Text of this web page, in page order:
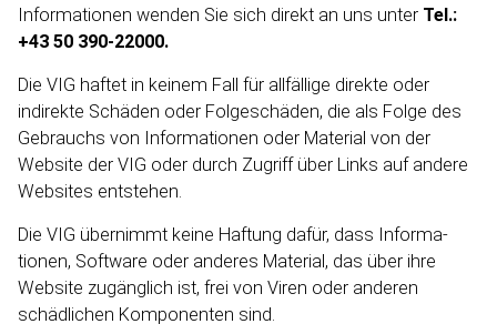
Informa­tionen wenden Sie sich direkt an uns unter Tel.:
+43 50 390-22000.
Die VIG haftet in keinem Fall für allfällige direkte oder
indirekte Schäden oder Folgeschäden, die als Folge des
Gebrauchs von Informa­tionen oder Material von der
Website der VIG oder durch Zugriff über Links auf andere
Websites entstehen.
Die VIG übernimmt keine Haftung dafür, dass Informa­
tionen, Software oder anderes Material, das über ihre
Website zugänglich ist, frei von Viren oder anderen
schädlichen Komponenten sind.